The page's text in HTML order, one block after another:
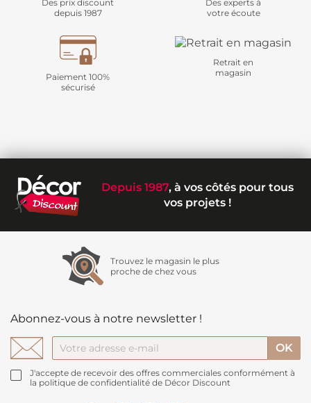
Des prix discount
depuis 1987
Des experts à
votre écoute
Paiement 100%
sécurisé
Retrait en
magasin
Depuis 1987, à vos côtés pour tous
vos projets !
Trouvez le magasin le plus
proche de chez vous
Abonnez-vous à notre newsletter !
J'accepte de recevoir des offres commerciales conformément à
la politique de confidentialité de Décor Discount